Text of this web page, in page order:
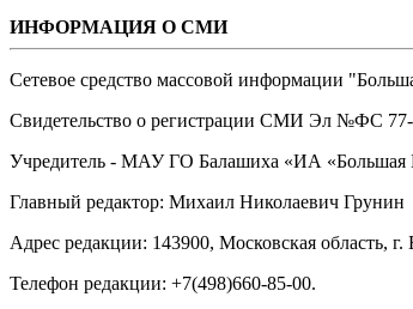
ИНФОРМАЦИЯ О СМИ
Сетевое средство массовой информации
Свидетельство о регистрации СМИ Эл №ФС ‎77-
Учредитель - МАУ ГО Балашиха «ИА «Большая
Главный редактор: Михаил Николаевич Грунин
Адрес редакции: 143900, Московская область,
Телефон редакции: +7(498)660-85-00.